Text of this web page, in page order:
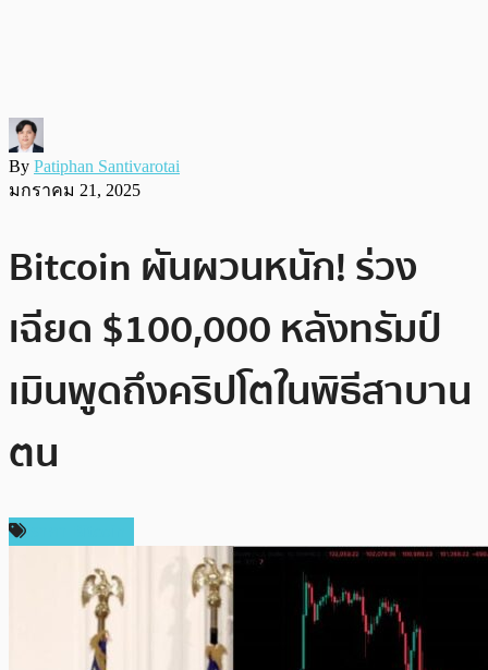
By Patiphan Santivarotai
มกราคม 21, 2025
Bitcoin ผันผวนหนัก! ร่วง
เฉียด $100,000 หลังทรัมป์
เมินพูดถึงคริปโตในพิธีสาบาน
ตน